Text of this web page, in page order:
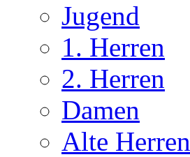
Jugend
1. Herren
2. Herren
Damen
Alte Herren